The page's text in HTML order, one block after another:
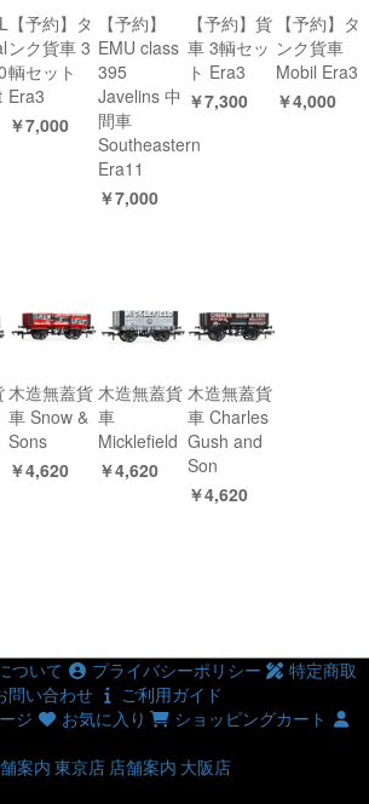
【予約】タ
ンク貨車 3
輌セット
Era3
￥7,000
【予約】
EMU class
395
Javelins 中
間車
Southeastern
Era11
￥7,000
【予約】貨
車 3輌セッ
ト Era3
￥7,300
【予約】タ
ンク貨車
Mobil Era3
￥4,000
木造無蓋貨
車 Snow &
Sons
￥4,620
木造無蓋貨
車
Micklefield
￥4,620
木造無蓋貨
車 Charles
Gush and
Son
￥4,620
ついて プライバシーポリシー
特定商取
問い合わせ
ご利用ガイド
ジ お気に入り
ショッピングカート
案内 東京店 店舗案内 大阪店